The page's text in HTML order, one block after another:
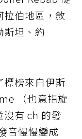
拉伯地區，敘
斯坦、約
標榜來自伊斯
（也意指旋
沒有 ch 的發
音慢慢變成